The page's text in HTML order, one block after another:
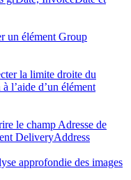
un élément Group
la limite droite du
l’aide d’un élément
le champ Adresse de
DeliveryAddress
approfondie des images